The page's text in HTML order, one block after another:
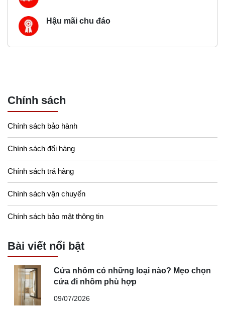
Hậu mãi chu đáo
Chính sách
Chính sách bảo hành
Chính sách đổi hàng
Chính sách trả hàng
Chính sách vận chuyển
Chính sách bảo mật thông tin
Bài viết nổi bật
Cửa nhôm có những loại nào? Mẹo chọn
cửa đi nhôm phù hợp
09/07/2026